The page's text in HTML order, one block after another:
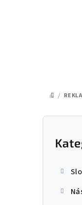
DOMŮ
/
P